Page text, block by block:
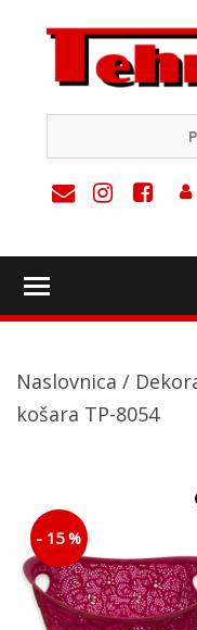
content
Naslovnica /
košara TP-8054
- 15 %